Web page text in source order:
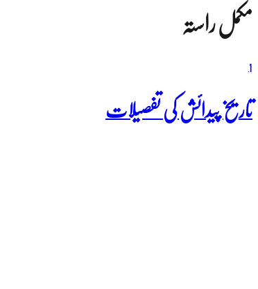
مکمل راستہ
1
تاریخ پیدائش کی تفصیلات